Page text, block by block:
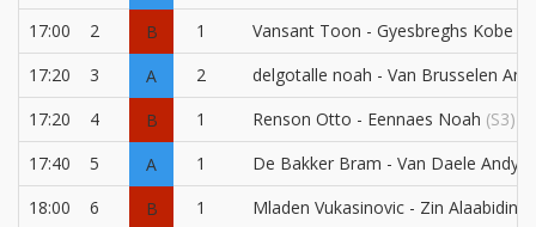
17:00
2 B 1 Vansant Toon - Gyesbreghs Kobe
17:20
3 A 2
delgotalle noah - Van Brusselen
17:20
4 B 1 Renson Otto - Eennaes Noah (S3)
17:40
5 A 1 De Bakker Bram - Van Daele Andy
18:00
6 B 1
Mladen Vukasinovic - Zin Alaabidin